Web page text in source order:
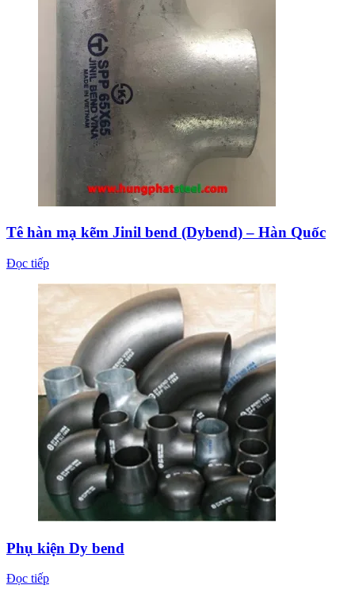
Tê hàn mạ kẽm Jinil bend (Dybend) – Hàn Quốc
Đọc tiếp
Phụ kiện Dy bend
Đọc tiếp